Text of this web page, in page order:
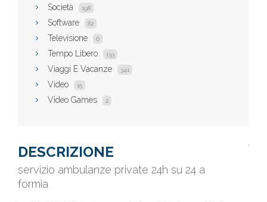
Società 198
Software 82
Televisione 6
Tempo Libero 133
Viaggi E Vacanze 341
Video 15
Video Games 2
DESCRIZIONE
servizio ambulanze private 24h su 24 a
formia